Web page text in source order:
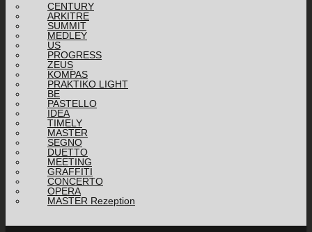
CENTURY
ARKITRE
SUMMIT
MEDLEY
US
PROGRESS
ZEUS
KOMPAS
PRAKTIKO LIGHT
BE
PASTELLO
IDEA
TIMELY
MASTER
SEGNO
DUETTO
MEETING
GRAFFITI
CONCERTO
OPERA
MASTER Rezeption